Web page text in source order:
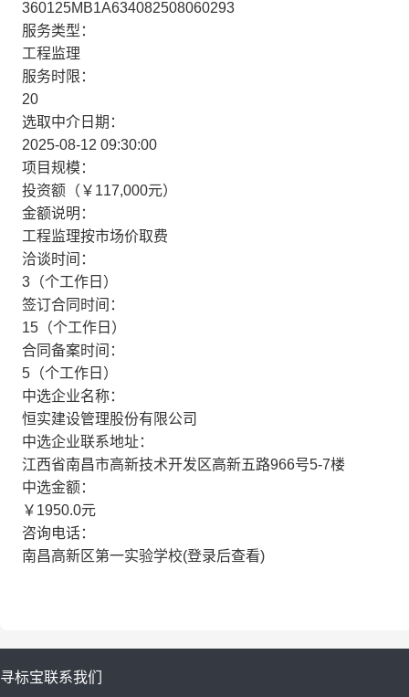
360125MB1A634082508060293
服务类型：
工程监理
服务时限：
20
选取中介日期：
2025-08-12 09:30:00
项目规模：
投资额（￥117,000元）
金额说明：
工程监理按市场价取费
洽谈时间：
3（个工作日）
签订合同时间：
15（个工作日）
合同备案时间：
5（个工作日）
中选企业名称：
恒实建设管理股份有限公司
中选企业联系地址：
江西省南昌市高新技术开发区高新五路966号5-7楼
中选金额：
￥1950.0元
咨询电话：
南昌高新区第一实验学校(登录后查看)
寻标宝联系我们